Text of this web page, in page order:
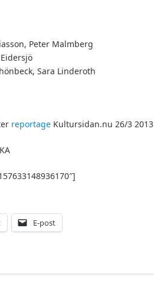
Peter Malmberg
Sara Linderoth
reportage Kultursidan.nu 26/3 2013
E-post